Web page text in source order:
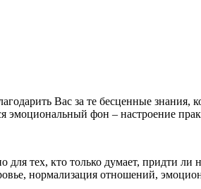
Вас за те бесценные
фон – настроение
для тех, кто только думает, придти
нормализация отношений,